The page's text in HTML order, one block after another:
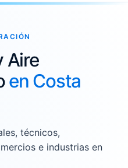
Aire
en Costa
técnicos,
e industrias en